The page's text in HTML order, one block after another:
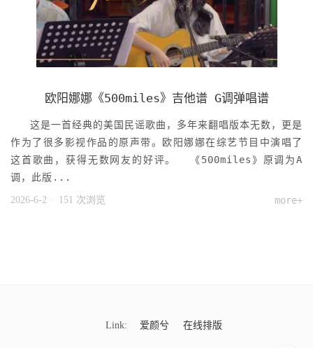
欧阳娜娜《500miles》吉他谱 G调弹唱谱
这是一首经典的美国民谣歌曲，多年来翻唱版本无数，更是
作为了很多影视作品的原声带。欧阳娜娜在综艺节目中演唱了
这首歌曲，获得无数网友的好评。 《500miles》原调为A
调，此版...
2026-6-2 · 151 次浏览 more+
Link: 爱颜兮 在线排版